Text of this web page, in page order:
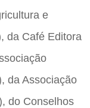
e
da Café Editora
da Associação
do Conselhos